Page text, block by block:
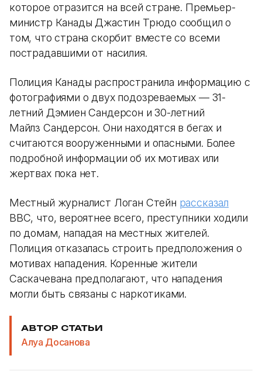
которое отразится на всей стране. Премьер-
министр Канады Джастин Трюдо сообщил о
том, что страна скорбит вместе со всеми
пострадавшими от насилия.
Полиция Канады распространила информацию с
фотографиями о двух подозреваемых — 31-
летний Дэмиен Сандерсон и 30-летний
Майлз Сандерсон. Они находятся в бегах и
считаются вооруженными и опасными. Более
подробной информации об их мотивах или
жертвах пока нет.
Местный журналист Логан Стейн рассказал
BBC, что, вероятнее всего, преступники ходили
по домам, нападая на местных жителей.
Полиция отказалась строить предположения о
мотивах нападения. Коренные жители
Саскачевана предполагают, что нападения
могли быть связаны с наркотиками.
АВТОР СТАТЬИ
Алуа Досанова